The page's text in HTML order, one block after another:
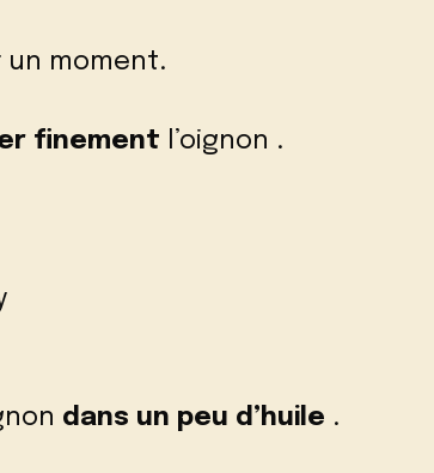
un moment.
finement l’oignon .
dans un peu d’huile .